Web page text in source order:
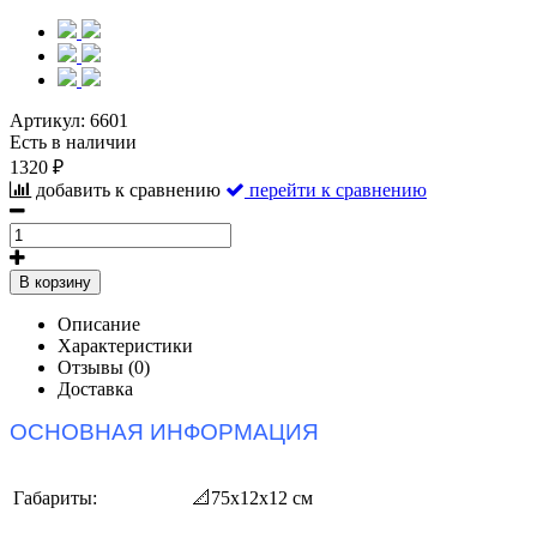
Артикул: 6601
Есть в наличии
1320 ₽
добавить к сравнению
перейти к сравнению
В корзину
Описание
Характеристики
Отзывы (0)
Доставка
ОСНОВНАЯ ИНФОРМАЦИЯ
Габариты: 📐75х12х12 см